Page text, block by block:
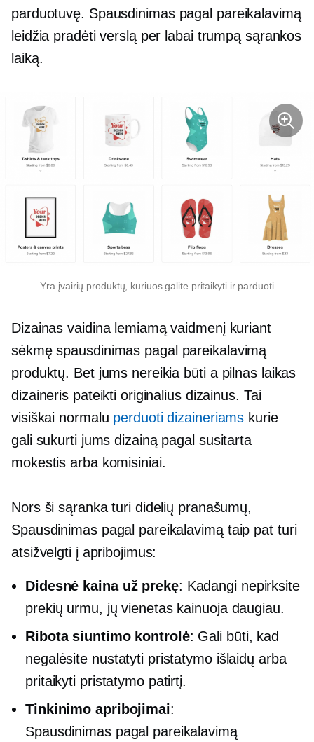
parduotuvę. Spausdinimas pagal pareikalavimą
leidžia pradėti verslą per labai trumpą sąrankos
laiką.
Yra įvairių produktų, kuriuos galite pritaikyti ir parduoti
Dizainas vaidina lemiamą vaidmenį kuriant
sėkmęspausdinimas pagal pareikalavimą
produktų. Bet jums nereikia būti a pilnas laikas
dizaineris pateikti originalius dizainus. Tai
visiškai normalu perduoti dizaineriams kurie
gali sukurti jums dizainą pagal susitarta
mokestis arba komisiniai.
Nors ši sąranka turi didelių pranašumų,
Spausdinimas pagal pareikalavimątaip pat turi
atsižvelgti į apribojimus:
Didesnė kaina už prekę: Kadangi nepirksite
prekių urmu, jų vienetas kainuoja daugiau.
Ribota siuntimo kontrolė: Gali būti, kad
negalėsite nustatyti pristatymo išlaidų arba
pritaikyti pristatymo patirtį.
Tinkinimo apribojimai:
Spausdinimas pagal pareikalavimą